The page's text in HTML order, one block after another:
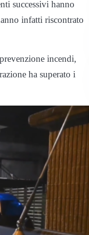
successivi hanno
infatti riscontrato
incendi,
ha superato i